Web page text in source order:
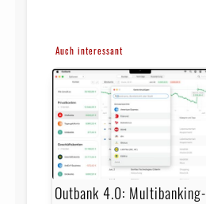
Auch interessant
Outbank 4.0: Multibanking-